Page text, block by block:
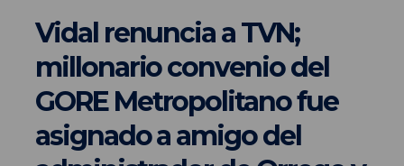
Vidal renuncia a TVN;
millonario convenio del
GORE Metropolitano fue
asignado a amigo del